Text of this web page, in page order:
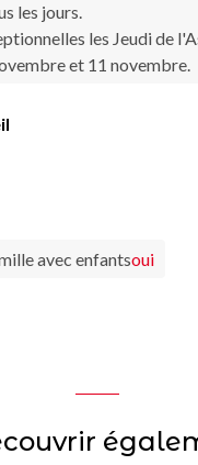
les jours.
les Jeudi de
et 11 novembre.
avec enfantsoui